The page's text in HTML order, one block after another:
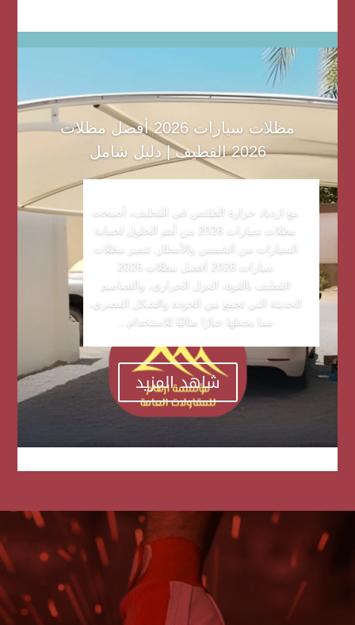
مظلات سيارات 2026 أفضل مظلات
2026 القطيف | دليل شامل
مع ازدياد حرارة الطقس في القطيف، أصبحت
مظلات سيارات 2026 من أهم الحلول لحماية
السيارات من الشمس والأمطار. تتميز مظلات
سيارات 2026 أفضل مظلات 2026
القطيف بالقوة، العزل الحراري، والتصاميم
الحديثة التي تجمع بين الجودة والشكل العصري،
مما يجعلها خيارًا مثاليًا للاستخدام...
شاهد المزيد